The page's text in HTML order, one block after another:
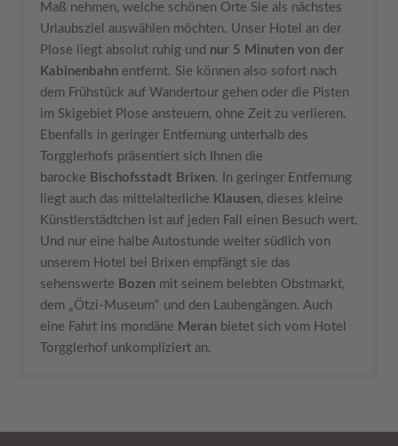
Maß nehmen, welche schönen Orte Sie als nächstes
Urlaubsziel auswählen möchten. Unser Hotel an der
Plose liegt absolut ruhig und nur 5 Minuten von der
Kabinenbahnentfernt. Sie können also sofort nach
dem Frühstück auf Wandertour gehen oder die Pisten
im Skigebiet Plose ansteuern, ohne Zeit zu verlieren.
Ebenfalls in geringer Entfernung unterhalb des
Torgglerhofs präsentiert sich Ihnen die
barocke Bischofsstadt Brixen. In geringer Entfernung
liegt auch das mittelalterliche Klausen, dieses kleine
Künstlerstädtchen ist auf jeden Fall einen Besuch wert.
Und nur eine halbe Autostunde weiter südlich von
unserem Hotel bei Brixen empfängt sie das
sehenswerte Bozenmit seinem belebten Obstmarkt,
dem „Ötzi-Museum“ und den Laubengängen. Auch
eine Fahrt ins mondäne Meranbietet sich vom Hotel
Torgglerhof unkompliziert an.